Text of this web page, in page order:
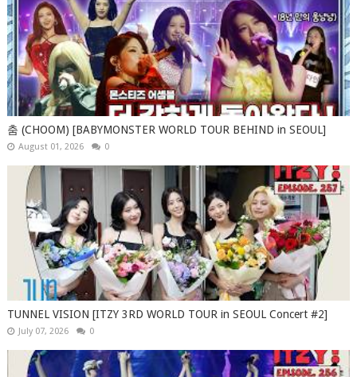
춤 (CHOOM) [BABYMONSTER WORLD TOUR BEHIND in SEOUL]
August 01, 2026 0
TUNNEL VISION [ITZY 3RD WORLD TOUR in SEOUL Concert #2]
July 07, 2026 0